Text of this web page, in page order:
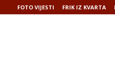
FOTO VIJESTI FRIK IZ KVARTA